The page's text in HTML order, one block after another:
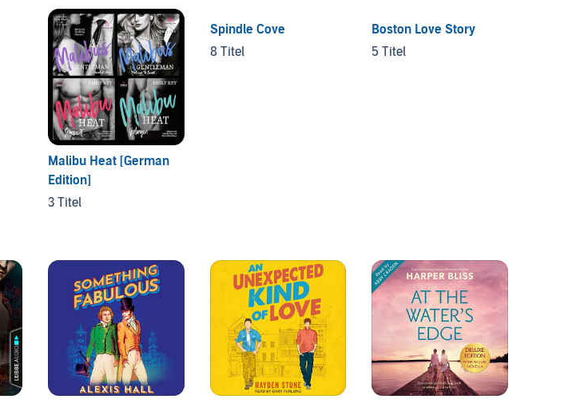
Malibu Heat [German
Edition]
3 Titel
Spindle Cove
8 Titel
Boston Love Story
5 Titel